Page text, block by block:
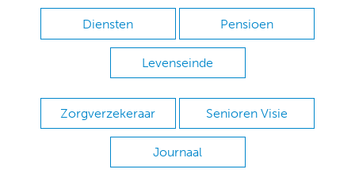
Diensten Pensioen
Levenseinde
Zorgverzekeraar Senioren Visie
Journaal